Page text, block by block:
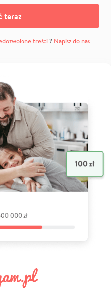
teraz
treści? Napisz do nas